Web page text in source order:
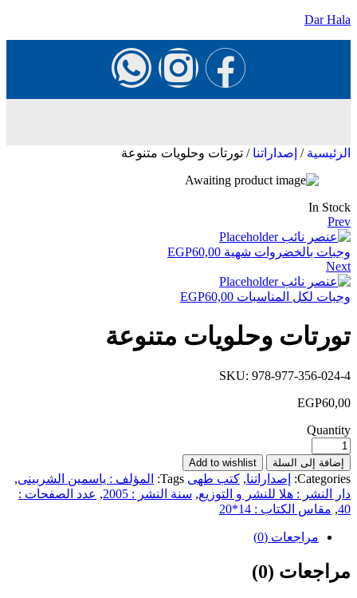
Dar Hala
الرئيسية / إصداراتنا / تورتات وحلويات متنوعة
In Stock
Prev
وجبات بالخضروات شهية EGP60,00
Next
وجبات لكل المناسبات EGP60,00
تورتات وحلويات متنوعة
SKU: 978-977-356-024-4
EGP60,00
Quantity
إضافة إلى السلة Add to wishlist
Categories: إصداراتنا, كتب طهى Tags: المؤلف : ياسمين الشربينى,
دار النشر : هلا للنشر و التوزيع, سنة النشر : 2005 , عدد الصفحات :
40
, مقاس الكتاب : 14*20
مراجعات (0)
مراجعات (0)